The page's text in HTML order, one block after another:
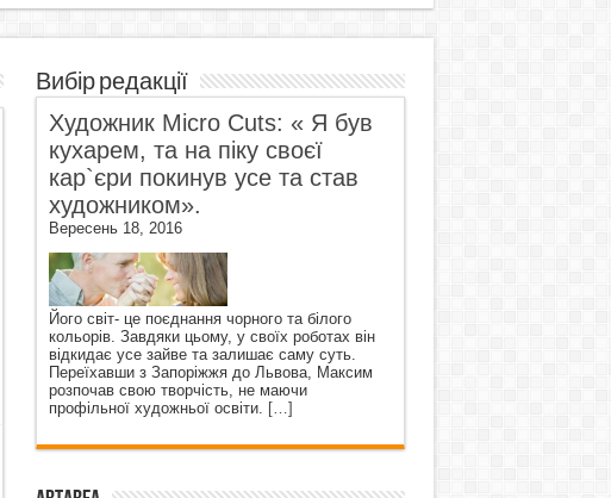
Вибір редакції
Художник Micro Cuts: « Я був
кухарем, та на піку своєї
кар`єри покинув усе та став
художником».
Вересень 18, 2016
Його світ- це поєднання чорного та білого
кольорів. Завдяки цьому, у своїх роботах він
відкидає усе зайве та залишає саму суть.
Переїхавши з Запоріжжя до Львова, Максим
розпочав свою творчість, не маючи
профільної художньої освіти. […]